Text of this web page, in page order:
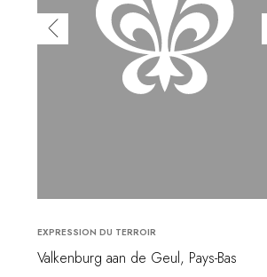
EXPRESSION DU TERROIR
Valkenburg aan de Geul, Pays-Bas